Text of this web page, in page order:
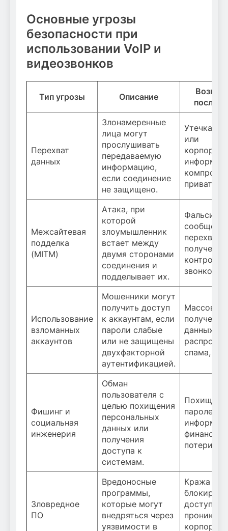
Основные угрозы
безопасности при
использовании VoIP и
видеозвонков
Тип угрозы Описание
Перехват
данных
Злонамеренные
лица могут
прослушивать
передаваемую
информацию,
если соединение
не защищено.
Утечка
или
Межсайтевая
подделка
(MITM)
Атака, при
которой
злоумышленник
встает между
двумя сторонами
соединения и
подделывает их.
перехват
получение
контроля
звонком.
Использование
взломанных
аккаунтов
Мошенники могут
получить доступ
к аккаунтам, если
пароли слабые
или не защищены
двухфакторной
аутентификацией.
Массовое
получение
данных,
спама,
Фишинг и
социальная
инженерия
Обман
пользователя с
целью похищения
персональных
данных или
получения
доступа к
системам.
паролей,
потери.
Зловредное
ПО
Вредоносные
программы,
которые могут
внедряться через
уязвимости в
Кража
доступа,